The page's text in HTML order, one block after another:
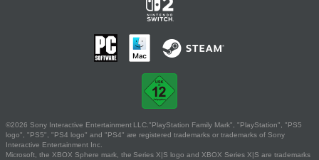
©2026 Sony Interactive Entertainment LLC."PlayStation Family Mark", "PlayStation", "PS5
logo", "PS5", "PS4 logo" and "PS4" are registered trademarks or trademarks of Sony
Interactive Entertainment Inc.
Microsoft, the XBOX Sphere mark, the Series X|S logo and XBOX Series X|S are trademarks